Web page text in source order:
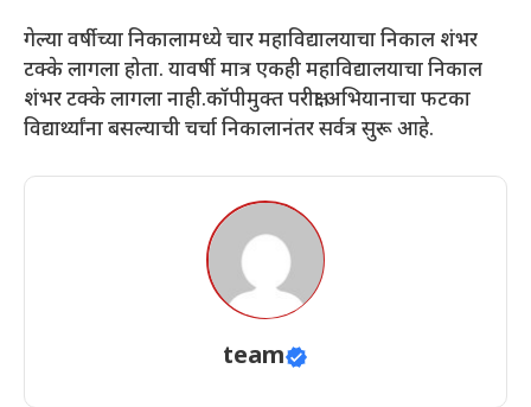
गेल्या वर्षीच्या निकालामध्ये चार महाविद्यालयाचा निकाल शंभर
टक्के लागला होता. यावर्षी मात्र एकही महाविद्यालयाचा निकाल
शंभर टक्के लागला नाही.कॉपीमुक्त परीक्षा अभियानाचा फटका
विद्यार्थ्यांना बसल्याची चर्चा निकालानंतर सर्वत्र सुरू आहे.
team